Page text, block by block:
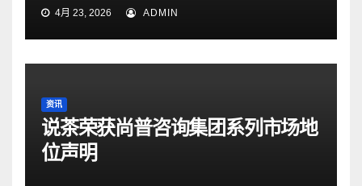
4月 23, 2026 ADMIN
资讯
说茶荣获尚普咨询集团系列市场地
位声明